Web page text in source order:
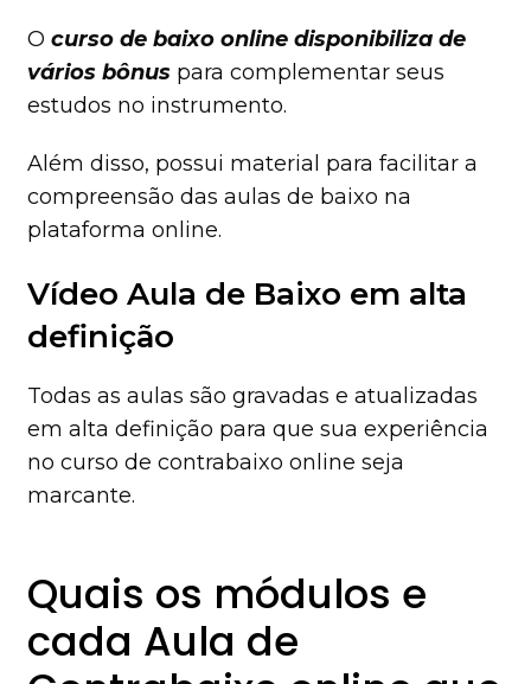
Ocurso de baixo online disponibiliza de
vários bônus para complementar seus
estudos no instrumento.
Além disso, possui material para facilitar a
compreensão das aulas de baixo na
plataforma online.
Vídeo Aula de Baixo em alta
definição
Todas as aulas são gravadas e atualizadas
em alta definição para que sua experiência
no curso de contrabaixo online seja
marcante.
Quais os módulos e
cada Aula de